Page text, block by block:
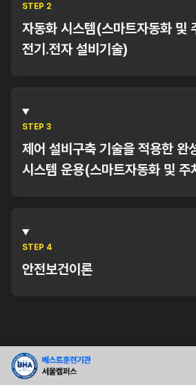
STEP 2
자동화 시스템(스마트자동화 및
전기.전자 설비기술)
자동화 시스템을 위한 자동화재탐지
STEP 3
제어 설비구축 기술을 적용한 완
시스템 운용(스마트자동화 및 주
스마트자동화제어 및 주차시스템의
계 및 구축 시공
STEP 4
안전보건이론